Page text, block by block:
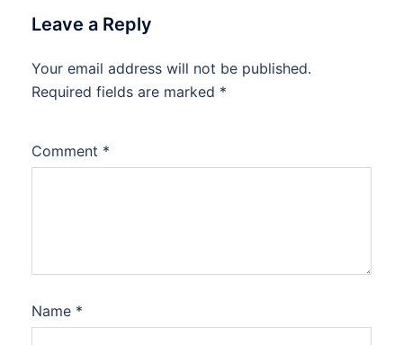
Leave a Reply
Your email address will not be published.
Required fields are marked *
Comment *
Name *